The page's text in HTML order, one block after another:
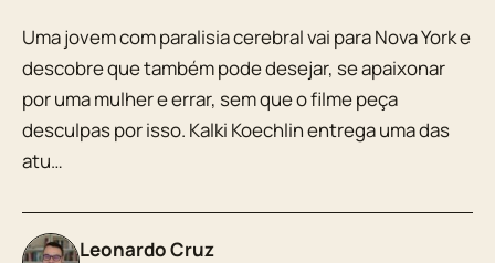
Uma jovem com paralisia cerebral vai para Nova York e
descobre que também pode desejar, se apaixonar
por uma mulher e errar, sem que o filme peça
desculpas por isso. Kalki Koechlin entrega uma das
atu…
Leonardo Cruz